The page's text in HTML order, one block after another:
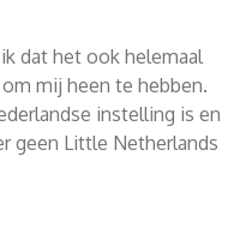
dat het ook helemaal
mij heen te hebben.
instelling is en
geen Little Netherlands